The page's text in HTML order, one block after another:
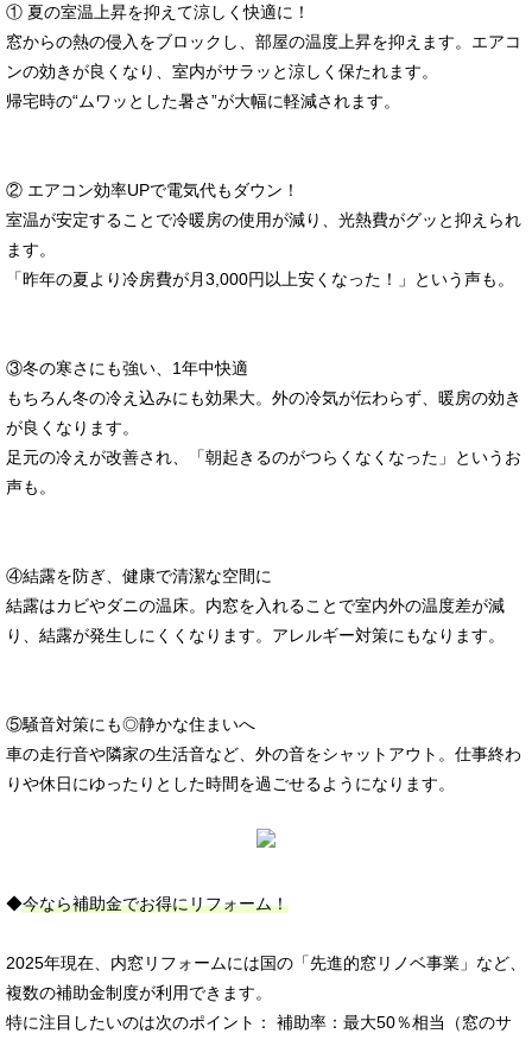
① 夏の室温上昇を抑えて涼しく快適に！
窓からの熱の侵入をブロックし、部屋の温度上昇を抑えます。エアコ
ンの効きが良くなり、室内がサラッと涼しく保たれます。
帰宅時の“ムワッとした暑さ”が大幅に軽減されます。
② エアコン効率UPで電気代もダウン！
室温が安定することで冷暖房の使用が減り、光熱費がグッと抑えられ
ます。
「昨年の夏より冷房費が月3,000円以上安くなった！」という声も。
③冬の寒さにも強い、1年中快適
もちろん冬の冷え込みにも効果大。外の冷気が伝わらず、暖房の効き
が良くなります。
足元の冷えが改善され、「朝起きるのがつらくなくなった」というお
声も。
④結露を防ぎ、健康で清潔な空間に
結露はカビやダニの温床。内窓を入れることで室内外の温度差が減
り、結露が発生しにくくなります。アレルギー対策にもなります。
⑤騒音対策にも◎静かな住まいへ
車の走行音や隣家の生活音など、外の音をシャットアウト。仕事終わ
りや休日にゆったりとした時間を過ごせるようになります。
◆今なら補助金でお得にリフォーム！
2025年現在、内窓リフォームには国の「先進的窓リノベ事業」など、
複数の補助金制度が利用できます。
特に注目したいのは次のポイント： 補助率：最大50％相当（窓のサ